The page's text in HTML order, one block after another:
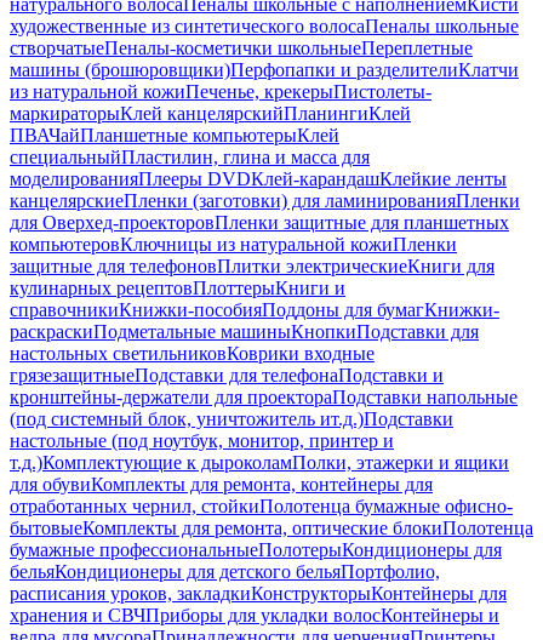
натурального волосаПеналы школьные с наполнениемКисти
художественные из синтетического волосаПеналы школьные
створчатыеПеналы-косметички школьныеПереплетные
машины (брошюровщики)Перфопапки и разделителиКлатчи
из натуральной кожиПеченье, крекерыПистолеты-
маркираторыКлей канцелярскийПланингиКлей
ПВАЧайПланшетные компьютерыКлей
специальныйПластилин, глина и масса для
моделированияПлееры DVDКлей-карандашКлейкие ленты
канцелярскиеПленки (заготовки) для ламинированияПленки
для Оверхед-проекторовПленки защитные для планшетных
компьютеровКлючницы из натуральной кожиПленки
защитные для телефоновПлитки электрическиеКниги для
кулинарных рецептовПлоттерыКниги и
справочникиКнижки-пособияПоддоны для бумагКнижки-
раскраскиПодметальные машиныКнопкиПодставки для
настольных светильниковКоврики входные
грязезащитныеПодставки для телефонаПодставки и
кронштейны-держатели для проектораПодставки напольные
(под системный блок, уничтожитель ит.д.)Подставки
настольные (под ноутбук, монитор, принтер и
т.д.)Комплектующие к дыроколамПолки, этажерки и ящики
для обувиКомплекты для ремонта, контейнеры для
отработанных чернил, стойкиПолотенца бумажные офисно-
бытовыеКомплекты для ремонта, оптические блокиПолотенца
бумажные профессиональныеПолотерыКондиционеры для
бельяКондиционеры для детского бельяПортфолио,
расписания уроков, закладкиКонструкторыКонтейнеры для
хранения и СВЧПриборы для укладки волосКонтейнеры и